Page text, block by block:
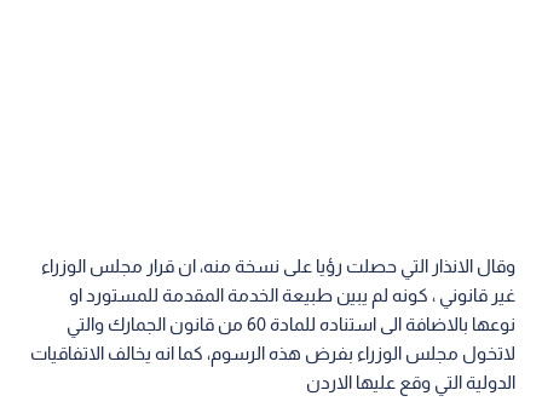
وقال الانذار التي حصلت رؤيا على نسخة منه، ان قرار مجلس الوزراء
غير قانوني ، كونه لم يبين طبيعة الخدمة المقدمة للمستورد او
نوعها بالاضافة الى استناده للمادة 60 من قانون الجمارك والتي
لاتخول مجلس الوزراء بفرض هذه الرسوم، كما انه يخالف الاتفاقيات
الدولية التي وقع عليها الاردن